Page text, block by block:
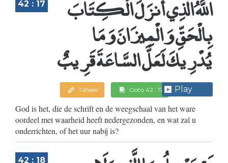
42 : 17 اللَّهُ الَّذِي أَنزَلَ الْكِتَابَ
بِالْحَقِّ وَالْمِيزَانَ وَمَا
يُدْرِيكَ لَعَلَّ السَّاعَةَ قَرِيبٌ
Tafseer Goto 42 : 17 Play
God is het, die de schrift en de weegschaal van het ware
oordeel met waarheid heeft nedergezonden, en wat zal u
onderrichten, of het uur nabij is?
42 : 18